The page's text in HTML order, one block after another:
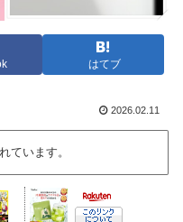
はてブ
2026.02.11
ています。